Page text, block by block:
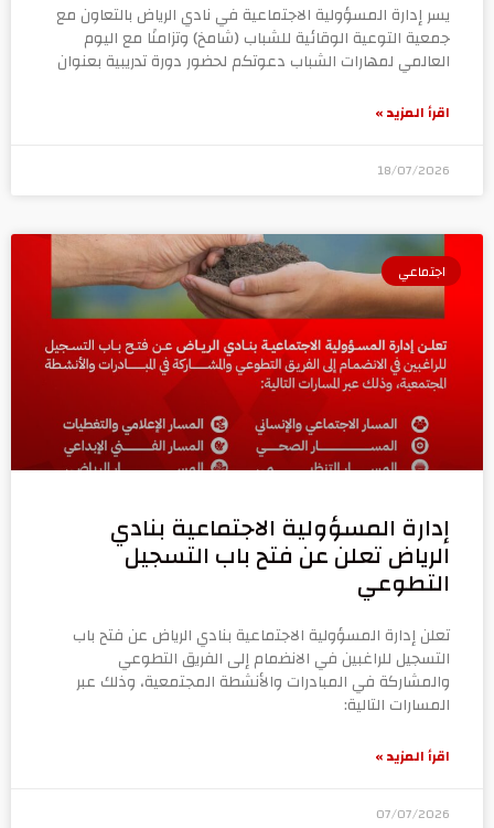
يسر إدارة المسؤولية الاجتماعية في نادي الرياض بالتعاون مع
جمعية التوعية الوقائية للشباب (شامخ) وتزامنًا مع اليوم
العالمي لمهارات الشباب دعوتكم لحضور دورة تدريبية بعنوان
اقرأ المزيد »
18/07/2026
اجتماعي
إدارة المسؤولية الاجتماعية بنادي
الرياض تعلن عن فتح باب التسجيل
التطوعي
تعلن إدارة المسؤولية الاجتماعية بنادي الرياض عن فتح باب
التسجيل للراغبين في الانضمام إلى الفريق التطوعي
والمشاركة في المبادرات والأنشطة المجتمعية، وذلك عبر
المسارات التالية:
اقرأ المزيد »
07/07/2026